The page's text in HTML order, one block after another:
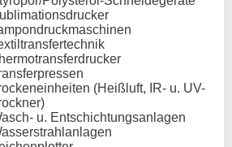
(Heißluft, IR- u. UV-
u. Entschichtungsanlagen